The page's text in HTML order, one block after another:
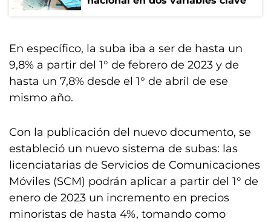
En específico, la suba iba a ser de hasta un
9,8% a partir del 1° de febrero de 2023 y de
hasta un 7,8% desde el 1° de abril de ese
mismo año.
Con la publicación del nuevo documento, se
estableció un nuevo sistema de subas: las
licenciatarias de Servicios de Comunicaciones
Móviles (SCM) podrán aplicar a partir del 1° de
enero de 2023 un incremento en precios
minoristas de hasta 4%, tomando como